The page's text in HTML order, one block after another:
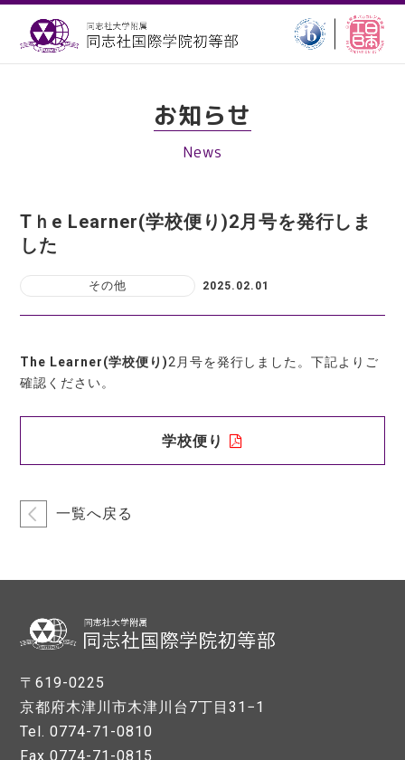
お知らせ
News
Tｈe Learner(学校便り)2月号を発行しま
した
その他 2025.02.01
The Learner(学校便り)2月号を発行しました。下記よりご
確認ください。
学校便り
一覧へ戻る
〒619-0225
京都府木津川市木津川台7丁目31−1
Tel. 0774-71-0810
Fax 0774-71-0815